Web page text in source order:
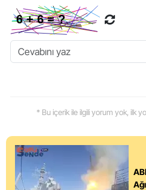
* Bu içerik ile ilgili yorum yok, ilk